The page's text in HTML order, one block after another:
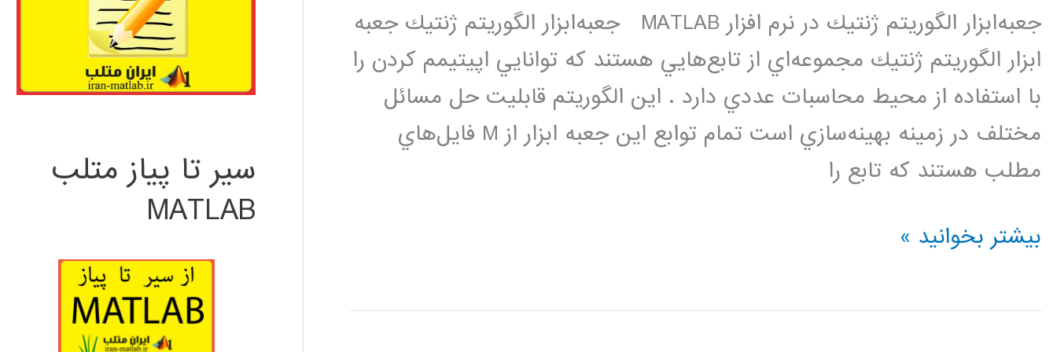
جعبه‌ابزار الگوريتم ژنتيك در نرم افزار MATLAB جعبه‌ابزار الگوريتم ژنتيك جعبه‌
ابزار الگوريتم ژنتيك مجموعه‌اي از تابع‌هايي هستند كه توانايي اپيتيمم كردن را
با استفاده از محيط محاسبات عددي دارد . اين الگوريتم قابليت حل مسائل
مختلف در زمينه بهينه‌سازي است تمام توابع اين جعبه ابزار از M فايل‌هاي
مطلب هستند كه تابع را
نحوه
نويسي
بیشتر بخوانید »
سیر تا پیاز متلب
MATLAB